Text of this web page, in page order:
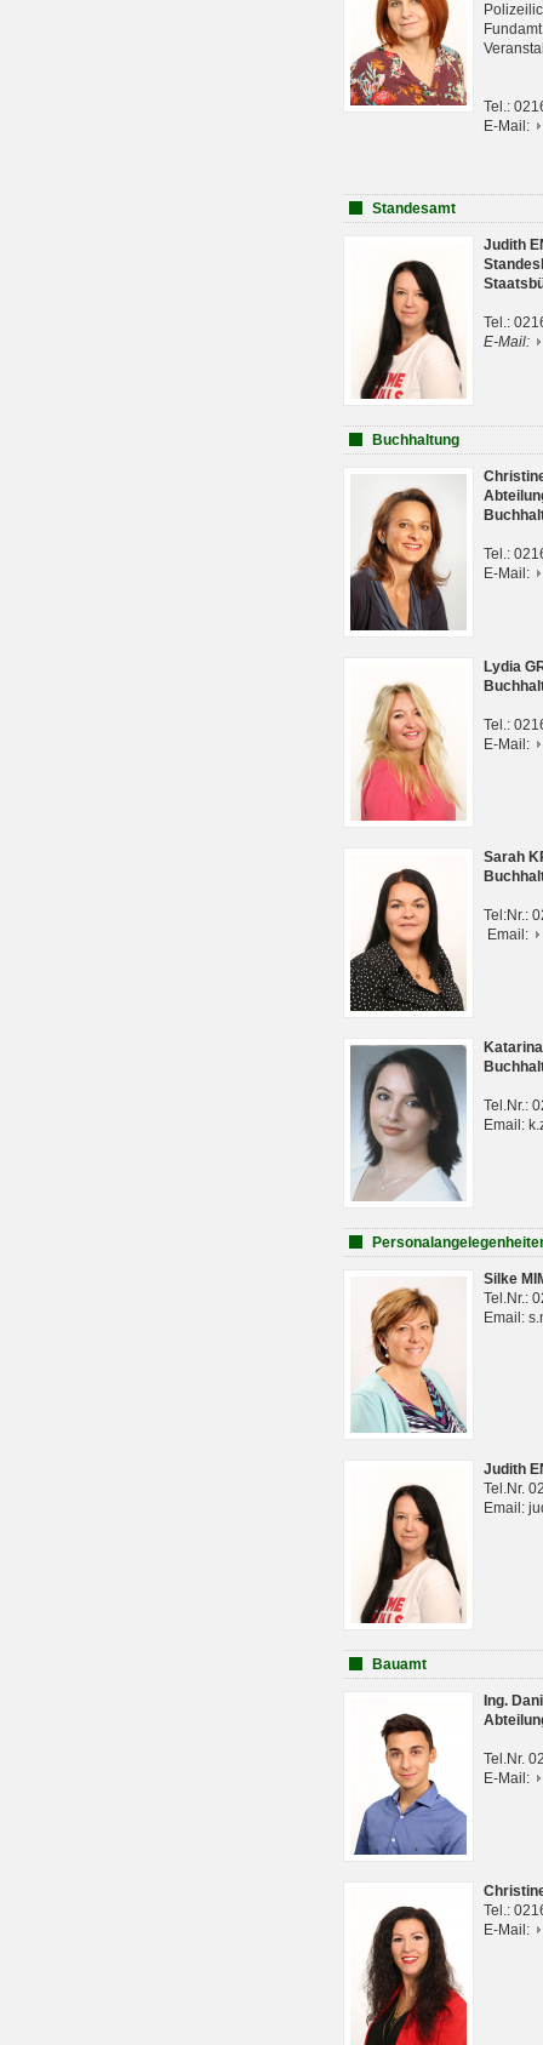
Tel.:
E-Mail:
Standesamt
Judith
Tel.:
E-Mail:
Buchhaltung
Tel.:
E-Mail:
Lydia
Tel.:
E-Mail:
Sarah
Tel:Nr.:
Email:
Tel.Nr.:
Email:
Silke
Tel.Nr.:
Email:
Judith
Tel.Nr.
Email:
Bauamt
Ing.
Tel.Nr.
E-Mail:
Tel.:
E-Mail: